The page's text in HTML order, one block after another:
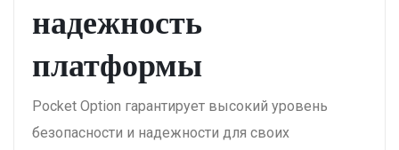
надежность
платформы
Pocket Option гарантирует высокий уровень
безопасности и надежности для своих